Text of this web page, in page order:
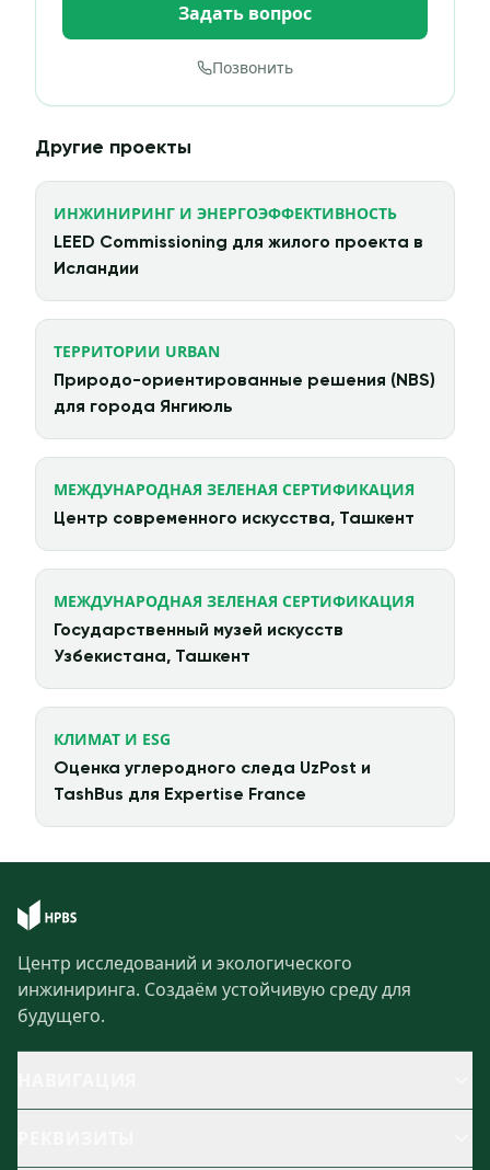
Задать вопрос
Позвонить
Другие проекты
ИНЖИНИРИНГ И ЭНЕРГОЭФФЕКТИВНОСТЬ
LEED Commissioning для жилого проекта в
Исландии
ТЕРРИТОРИИ URBAN
Природо-ориентированные решения (NBS)
для города Янгиюль
МЕЖДУНАРОДНАЯ ЗЕЛЕНАЯ СЕРТИФИКАЦИЯ
Центр современного искусства, Ташкент
МЕЖДУНАРОДНАЯ ЗЕЛЕНАЯ СЕРТИФИКАЦИЯ
Государственный музей искусств
Узбекистана, Ташкент
КЛИМАТ И ESG
Оценка углеродного следа UzPost и
TashBus для Expertise France
Центр исследований и экологического
инжиниринга. Создаём устойчивую среду для
будущего.